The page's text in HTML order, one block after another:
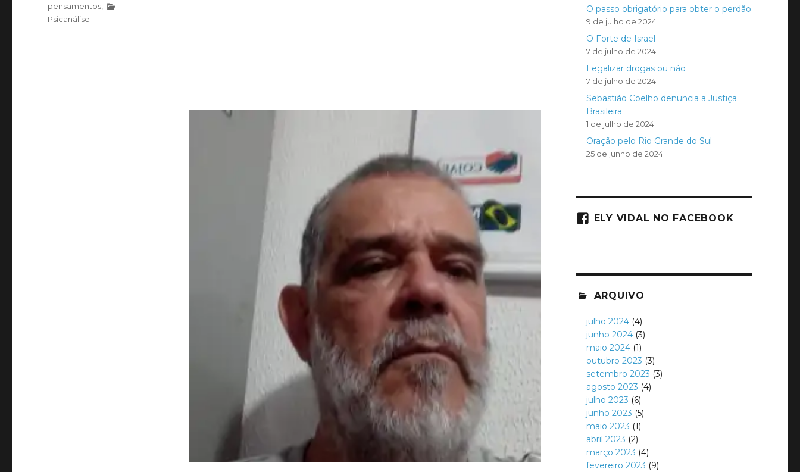
pensamentos
Psicanálise
O passo obrigatório para obter o perdão
9 de julho de 2024
O Forte de Israel
7 de julho de 2024
Legalizar drogas ou não
7 de julho de 2024
Sebastião Coelho denuncia a Justiça
Brasileira
1 de julho de 2024
Oração pelo Rio Grande do Sul
25 de junho de 2024
ELY VIDAL NO FACEBOOK
ARQUIVO
julho 2024 (4)
junho 2024 (3)
maio 2024 (1)
outubro 2023 (3)
setembro 2023 (3)
agosto 2023 (4)
julho 2023 (6)
junho 2023 (5)
maio 2023 (1)
abril 2023 (2)
março 2023 (4)
fevereiro 2023 (9)